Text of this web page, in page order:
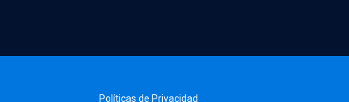
Políticas de Privacidad